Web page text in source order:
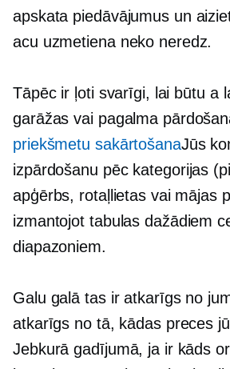
apskata piedāvājumus un
acu uzmetiena neko neredz.
Tāpēc ir ļoti svarīgi, lai būtu a
garāžas vai pagalma
priekšmetu sakārtošanaJūs
izpārdošanu pēc kategorijas
apģērbs, rotaļlietas vai mājas
izmantojot tabulas dažādiem
diapazoniem.
Galu galā tas ir atkarīgs no
atkarīgs no tā, kādas preces
Jebkurā gadījumā, ja ir kāds